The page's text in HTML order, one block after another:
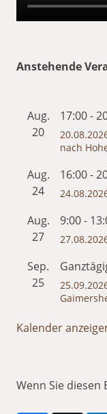
Anstehende
Aug.
20
17:00-
nach
Aug.
24
16:00-
Aug.
27
9:00-
Sep.
25
Kalender
Wenn Sie